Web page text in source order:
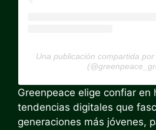
Una publicación compartida
Greenpeace elige confiar en
tendencias digitales que
generaciones más jóvenes,